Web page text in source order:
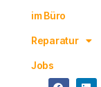
im Büro
Reparatur
Jobs